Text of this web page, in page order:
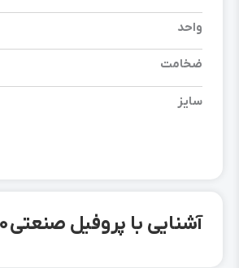
واحد
ضخامت
سایز
آشنایی با پروفیل صنعتی 90*90 5 6 متری